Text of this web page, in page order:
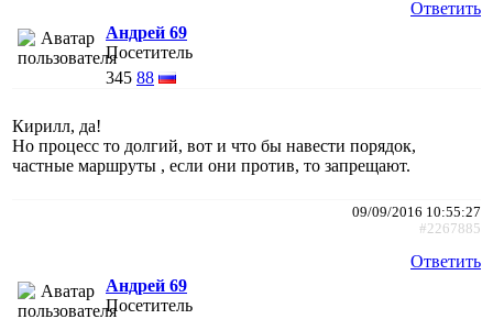
Ответить
Андрей 69
Посетитель
345 88
Кирилл, да!
Но процесс то долгий, вот и что бы навести порядок,
частные маршруты , если они против, то запрещают.
09/09/2016 10:55:27
#2267885
Ответить
Андрей 69
Посетитель